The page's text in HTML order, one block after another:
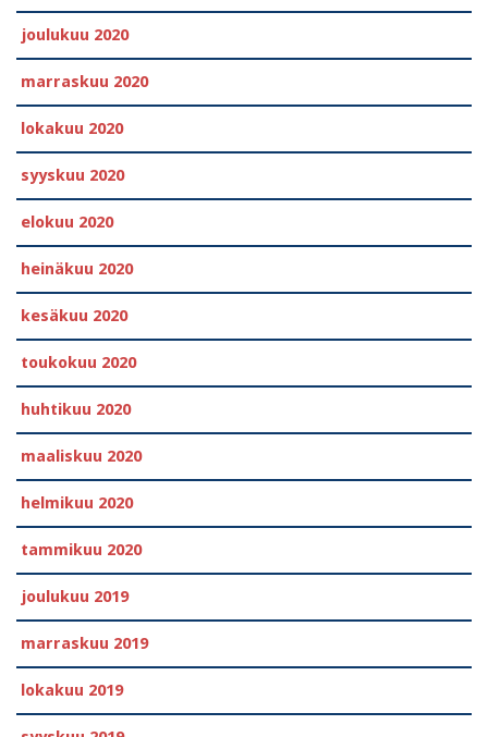
joulukuu 2020
marraskuu 2020
lokakuu 2020
syyskuu 2020
elokuu 2020
heinäkuu 2020
kesäkuu 2020
toukokuu 2020
huhtikuu 2020
maaliskuu 2020
helmikuu 2020
tammikuu 2020
joulukuu 2019
marraskuu 2019
lokakuu 2019